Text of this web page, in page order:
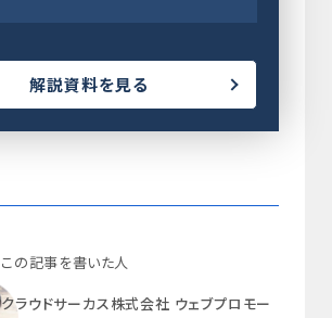
解説資料を見る
この記事を書いた人
クラウドサーカス株式会社 ウェブプロモー